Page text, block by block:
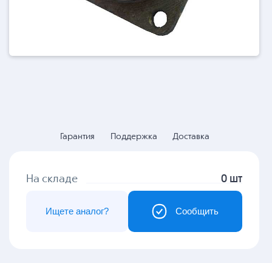
Гарантия Поддержка Доставка
На складе 0 шт
Сообщить
Ищете аналог?